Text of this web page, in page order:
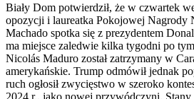
Biały Dom potwierdził, że w czwartek
opozycji i laureatka Pokojowej Nagrody
Machado spotka się z prezydentem
ma miejsce zaledwie kilka tygodni po
Nicolás Maduro został zatrzymany w
amerykańskie. Trump odmówił jednak
ruch ogłosił zwycięstwo w szeroko
2024 r., jako nowej przywódczyni. Stany